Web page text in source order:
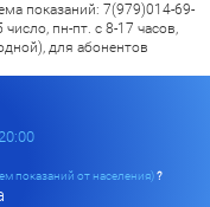
показаний: 7(979)014-69-
пн-пт. с 8-17 часов,
для абонентов
показаний от населения)?